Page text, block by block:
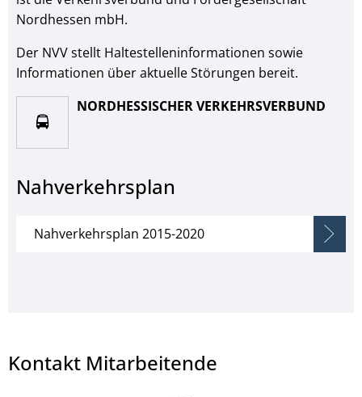
Nordhessen mbH.
Der NVV stellt Haltestelleninformationen sowie
Informationen über aktuelle Störungen bereit.
NORDHESSISCHER VERKEHRSVERBUND
Nahverkehrsplan
Nahverkehrsplan 2015-2020
Kontakt Mitarbeitende